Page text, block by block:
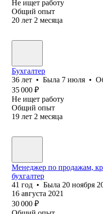
Не ищет работу
Общий опыт
20 лет 2 месяца
Бухгалтер
36 лет • Была 7 июля •
35 000 ₽
Не ищет работу
Общий опыт
19 лет 2 месяца
Менеджер по продажам,
бухгалтер
41 год • Была 20 ноября
16 августа 2021
30 000 ₽